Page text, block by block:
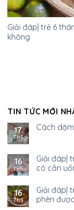
Giải đáp| trẻ 6
không
TIN TỨC MỚI
17
Th5
Cách
16
Th5
Giải đáp|
có cần
16
Th5
Giải đáp|
phèn